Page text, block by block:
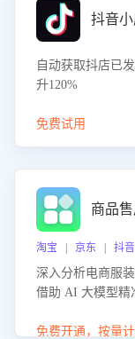
自动获取抖店已
升120%
免费试用
商品
淘宝 | 京东 | 抖
深入分析电商服
借助 AI 大模型精
议，助力商家优
免费开通，按量